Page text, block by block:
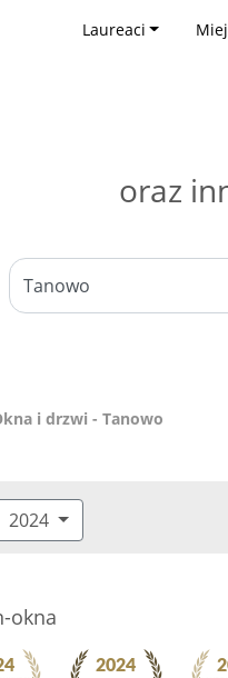
Laureaci
oraz
i drzwi - Tanowo
2024
okna